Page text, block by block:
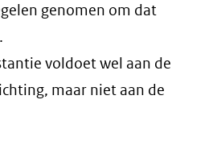
genomen om dat
voldoet wel aan de
maar niet aan de